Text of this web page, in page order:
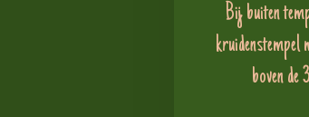
Bij buiten
kruidenstempel
boven de